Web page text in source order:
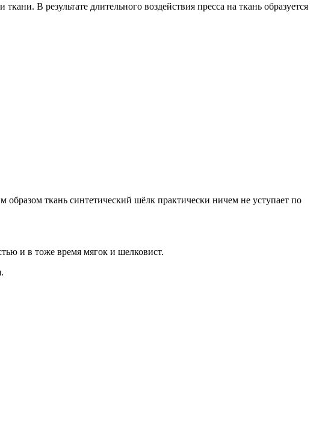
В результате длительного воздействия пресса на ткань образуется
ткань синтетический шёлк практически ничем не уступает по
и в тоже время мягок и шелковист.